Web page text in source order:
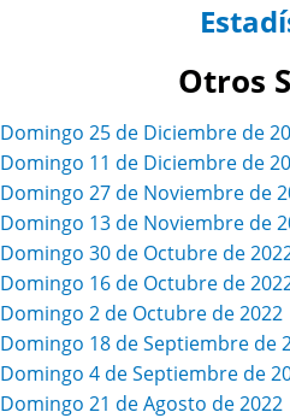
Otros
Domingo 25 de Diciembre de
Domingo 11 de Diciembre de
Domingo 27 de Noviembre de
Domingo 13 de Noviembre de
Domingo 30 de Octubre de
Domingo 16 de Octubre de
Domingo 2 de Octubre de 2022
Domingo 18 de Septiembre de
Domingo 4 de Septiembre de
Domingo 21 de Agosto de 2022